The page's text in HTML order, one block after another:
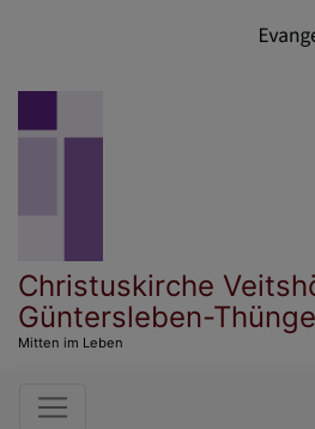
Christuskirche
Güntersleben-
Mitten im Leben
Hauptnavigation